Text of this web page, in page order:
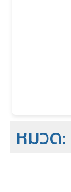
หมวด: